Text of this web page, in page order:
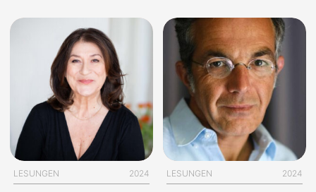
LESUNGEN 2024 LESUNGEN 2024